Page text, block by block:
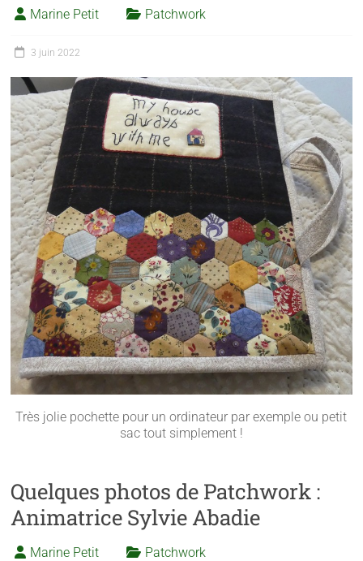
Marine Petit Patchwork
3 juin 2022
Très jolie pochette pour un ordinateur par exemple ou petit
sac tout simplement !
Quelques photos de Patchwork :
Animatrice Sylvie Abadie
Marine Petit Patchwork